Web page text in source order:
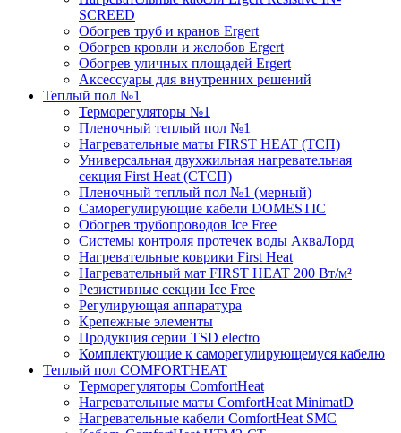
SCREED
Обогрев труб и кранов Ergert
Обогрев кровли и желобов Ergert
Обогрев уличных площадей Ergert
Аксессуары для внутренних решений
Теплый пол №1
Терморегуляторы №1
Пленочный теплый пол №1
Нагревательные маты FIRST HEAT (ТСП)
Универсальная двухжильная нагревательная
секция First Heat (СТСП)
Пленочный теплый пол №1 (мерный)
Саморегулирующие кабели DOMESTIC
Обогрев трубопроводов Ice Free
Системы контроля протечек воды АкваЛорд
Нагревательные коврики First Heat
Нагревательный мат FIRST HEAT 200 Вт/м²
Резистивные секции Ice Free
Регулирующая аппаратура
Крепежные элементы
Продукция серии TSD electro
Комплектующие к саморегулирующемуся кабелю
Теплый пол COMFORTHEAT
Терморегуляторы ComfortHeat
Нагревательные маты ComfortHeat MinimatD
Нагревательные кабели ComfortHeat SMC